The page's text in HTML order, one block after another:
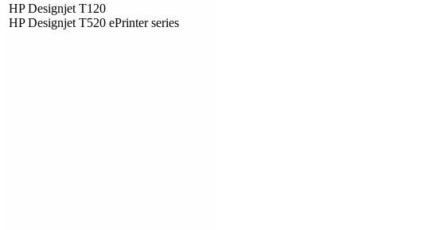
HP Designjet T120
HP Designjet T520 ePrinter series